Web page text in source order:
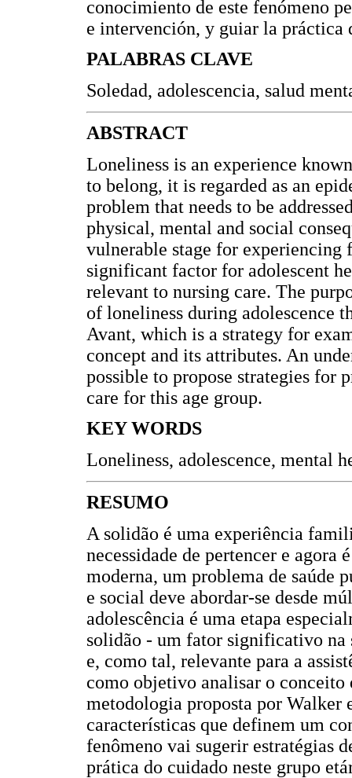
conocimiento de este fenómeno
e intervención, y guiar la práctica
PALABRAS CLAVE
Soledad, adolescencia, salud
ABSTRACT
Loneliness is an experience
to belong, it is regarded as an
problem that needs to be
physical, mental and social
vulnerable stage for experiencing
significant factor for adolescent
relevant to nursing care. The
of loneliness during adolescence
Avant, which is a strategy for
concept and its attributes. An
possible to propose strategies for
care for this age group.
KEY WORDS
Loneliness, adolescence, mental
RESUMO
A solidão é uma experiência
necessidade de pertencer e agora
moderna, um problema de saúde
e social deve abordar-se desde
adolescência é uma etapa
solidão - um fator significativo na
e, como tal, relevante para a
como objetivo analisar o conceito
metodologia proposta por Walker
características que definem um
fenômeno vai sugerir estratégias
prática do cuidado neste grupo